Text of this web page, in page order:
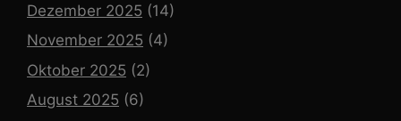
Dezember 2025 (14)
November 2025 (4)
Oktober 2025 (2)
August 2025 (6)